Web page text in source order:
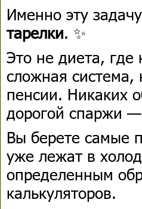
Именно эту
тарелки. ✨
Это не диета,
сложная система,
пенсии. Никаких
дорогой спаржи
Вы берете самые
уже лежат в
определенным
калькуляторов.